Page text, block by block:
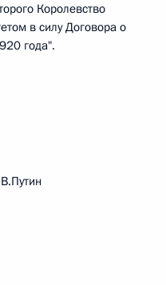
Королевство
в силу Договора о
года".